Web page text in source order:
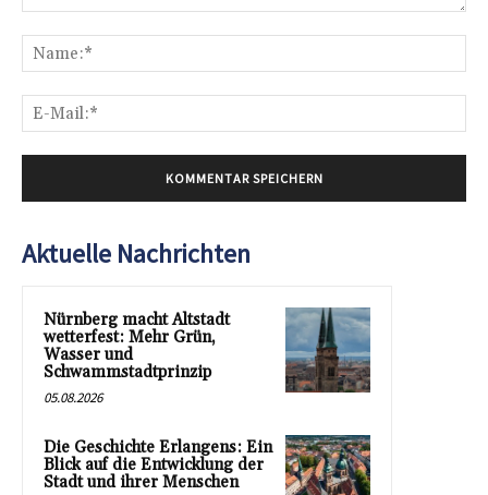
Aktuelle Nachrichten
Nürnberg macht Altstadt
wetterfest: Mehr Grün,
Wasser und
Schwammstadtprinzip
05.08.2026
Die Geschichte Erlangens: Ein
Blick auf die Entwicklung der
Stadt und ihrer Menschen